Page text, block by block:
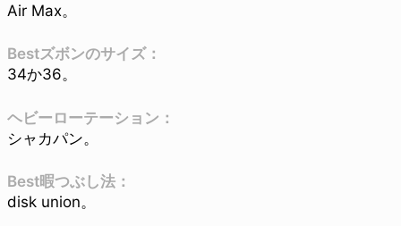
Air Max。
Bestズボンのサイズ：
34か36。
ヘビーローテーション：
シャカパン。
Best暇つぶし法：
disk union。